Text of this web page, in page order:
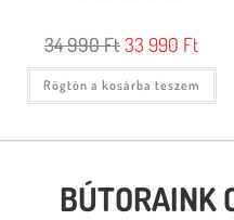
34 990Ft33 990 Ft
Rögtön a kosárba teszem
BÚTORAINK